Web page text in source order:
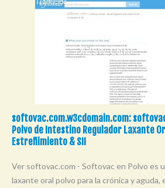
softovac.com.w3cdomain.com:
Polvo de Intestino Regulador Laxante
Estreñimiento & SII
Ver softovac.com - Softovac en Polvo es
laxante oral polvo para la crónica y